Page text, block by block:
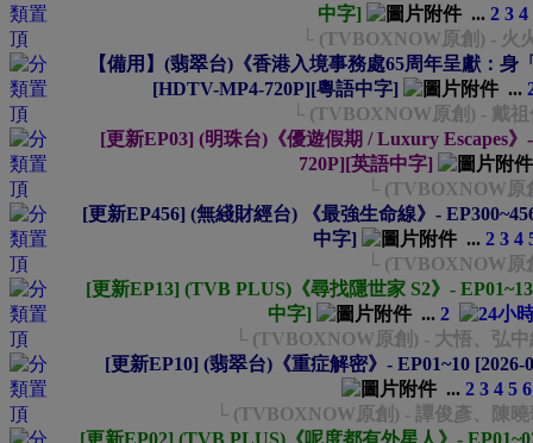
中字]
... 2 3 4
└ (TVBOXNOW原創) - 火
【備用】(翡翠台)《香港入境事務處65周年呈獻：身
[HDTV-MP4-720P][粵語中字]
...
└ (TVBOXNOW原創) - 戴
[更新EP03] (明珠台)《優遊假期 / Luxury Escapes
720P][英語中字]
└ (TVBOXNOW原
[更新EP456] (無綫財經台) 《最強生命線》-
中字]
... 2 3 4
└ (TVBOXNOW原
[更新EP13] (TVB PLUS)《尋找隱世家 S2》-
中字]
... 2
└ (TVBOXNOW原創) - 大悟、弘
[更新EP10] (翡翠台)《重症解密》- EP01~10
... 2 3 4 5 6
└ (TVBOXNOW原創) - 譚俊彥、陳
[更新EP02] (TVB PLUS)《呢度都有外星人》-